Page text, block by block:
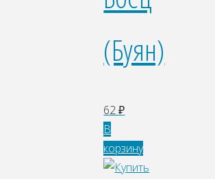
(Буян)
62₽
В
корзину